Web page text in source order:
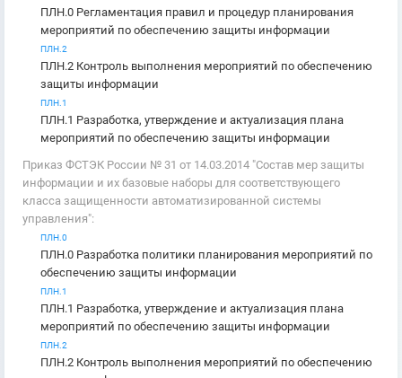
ПЛН.0 Регламентация правил и процедур планирования
мероприятий по обеспечению защиты информации
ПЛН.2
ПЛН.2 Контроль выполнения мероприятий по обеспечению
защиты информации
ПЛН.1
ПЛН.1 Разработка, утверждение и актуализация плана
мероприятий по обеспечению защиты информации
Приказ ФСТЭК России № 31 от 14.03.2014 "Состав мер защиты
информации и их базовые наборы для соответствующего
класса защищенности автоматизированной системы
управления":
ПЛН.0
ПЛН.0 Разработка политики планирования мероприятий по
обеспечению защиты информации
ПЛН.1
ПЛН.1 Разработка, утверждение и актуализация плана
мероприятий по обеспечению защиты информации
ПЛН.2
ПЛН.2 Контроль выполнения мероприятий по обеспечению